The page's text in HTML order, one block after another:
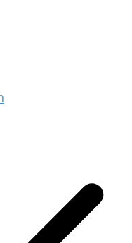
Social Media,
& Verträge